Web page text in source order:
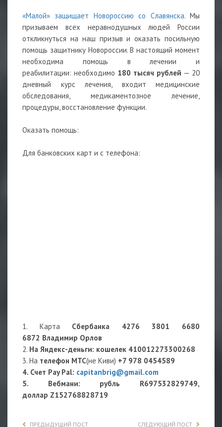
«Малой» защищает Новороссию со Славянска.Мы
призываем всех неравнодушных людей России
откликнуться на наш призыв и оказать посильную
помощь защитнику Новороссии. В настоящий момент
необходима помощь в лечении и
реабилитации: необходимо 180 тысяч рублей — 20
дневный курс лечения, входит медицинские
обследования, медикаментозное лечение,
процедуры, восстановление функции.
Оказать помощь:
Для банковских карт и с телефона:
1. Карта Сбербанка 4276 3801 6680
6872 Владимир Орлов
2. На Яндекс-деньги: кошелек 410012273300268
3. На телефон МТС(не Киви) +7 978 0454589
4. Счет Pay Pal: capitanbrig@gmail.com
5. Вебмани: рубль R697532829749,
доллар Z152768828719
ПРЕДЫДУЩИЙ ПОСТ СЛЕДУЮЩИЙ ПОСТ